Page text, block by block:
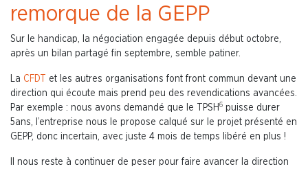
remorque de la GEPP
Sur le handicap, la négociation engagée depuis début octobre,
après un bilan partagé fin septembre, semble patiner.
La CFDT
et les autres organisations font front commun devant une
direction qui écoute mais prend peu des revendications avancées.
Par exemple : nous avons demandé que le TPSH 6 puisse durer
5ans, l’entreprise nous le propose calqué sur le projet présenté en
GEPP, donc incertain, avec juste 4 mois de temps libéré en plus !
Il nous reste à continuer de peser pour faire avancer la direction